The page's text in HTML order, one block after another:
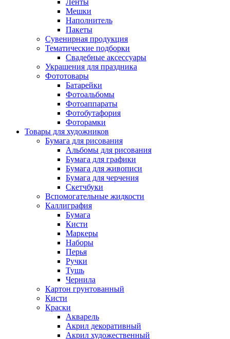
Ленты
Мешки
Наполнитель
Пакеты
Сувенирная продукция
Тематические подборки
Свадебные аксессуары
Украшения для праздника
Фототовары
Батарейки
Фотоальбомы
Фотоаппараты
Фотобутафория
Фоторамки
Товары для художников
Бумага для рисования
Альбомы для рисования
Бумага для графики
Бумага для живописи
Бумага для черчения
Скетчбуки
Вспомогательные жидкости
Каллиграфия
Бумага
Кисти
Маркеры
Наборы
Перья
Ручки
Тушь
Чернила
Картон грунтованный
Кисти
Краски
Акварель
Акрил декоративный
Акрил художественный